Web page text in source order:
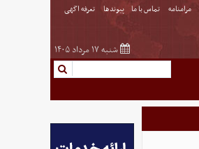
مرامنامه تماس با ما پیوندها تعرفه اگهی
شنبه ۱۷ مرداد ۱۴۰۵